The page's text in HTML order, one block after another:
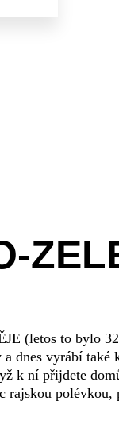
(letos to bylo
dnes vyrábí také
k ní přijdete
polévkou,